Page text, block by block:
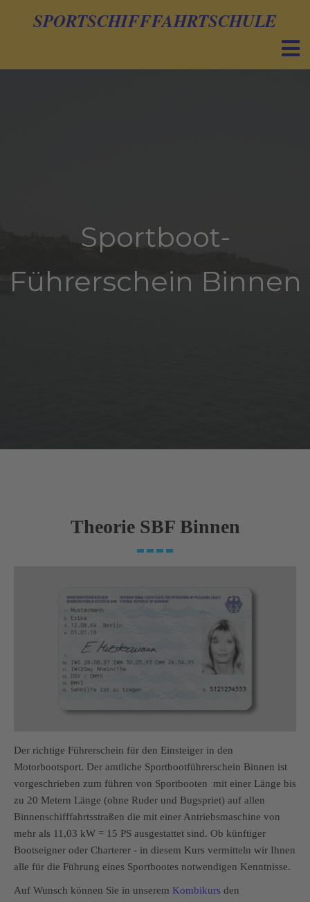
SPORTSCHIFFFAHRTSCHULE
Sportboot-
Führerschein Binnen
Theorie SBF Binnen
Der richtige Führerschein für den Einsteiger in den
Motorbootsport. Der amtliche Sportbootführerschein Binnen ist
vorgeschrieben zum führen von Sportbooten mit einer Länge bis
zu 20 Metern Länge (ohne Ruder und Bugspriet) auf allen
Binnenschifffahrtsstraßen die mit einer Antriebsmaschine von
mehr als 11,03 kW = 15 PS ausgestattet sind. Ob künftiger
Bootseigner oder Charterer - in diesem Kurs vermitteln wir Ihnen
alle für die Führung eines Sportbootes notwendigen Kenntnisse.
Auf Wunsch können Sie in unserem Kombikurs den